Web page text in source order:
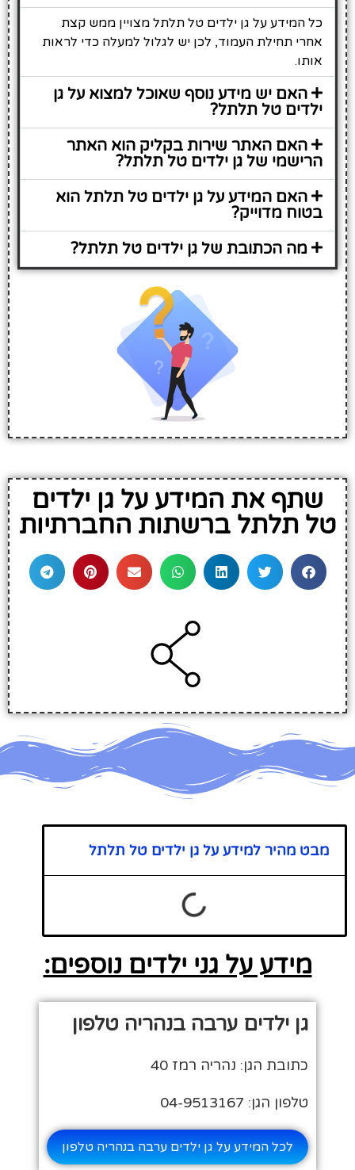
כל המידע על גן ילדים טל תלתל מצויין ממש קצת
אחרי תחילת העמוד, לכן יש לגלול למעלה כדי לראות
אותו.
האם יש מידע נוסף שאוכל למצוא על גן
ילדים טל תלתל?
האם האתר שירות בקליק הוא האתר
הרישמי של גן ילדים טל תלתל?
האם המידע על גן ילדים טל תלתל הוא
בטוח מדוייק?
מה הכתובת של גן ילדים טל תלתל?
שתף את המידע על גן ילדים
טל תלתל ברשתות החברתיות
מבט מהיר למידע על גן ילדים טל תלתל
מידע על גני ילדים נוספים:
גן ילדים ערבה בנהריה טלפון
כתובת הגן: נהריה רמז 40
טלפון הגן: 04-9513167
לכל המידע על גן ילדים ערבה בנהריה טלפון